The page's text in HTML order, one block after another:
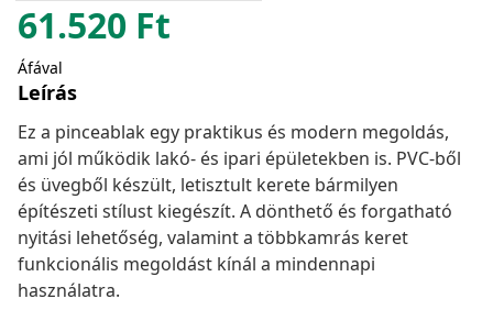
61.520 Ft
Áfával
Leírás
Ez a pinceablak egy praktikus és modern megoldás,
ami jól működik lakó- és ipari épületekben is. PVC-ből
és üvegből készült, letisztult kerete bármilyen
építészeti stílust kiegészít. A dönthető és forgatható
nyitási lehetőség, valamint a többkamrás keret
funkcionális megoldást kínál a mindennapi
használatra.